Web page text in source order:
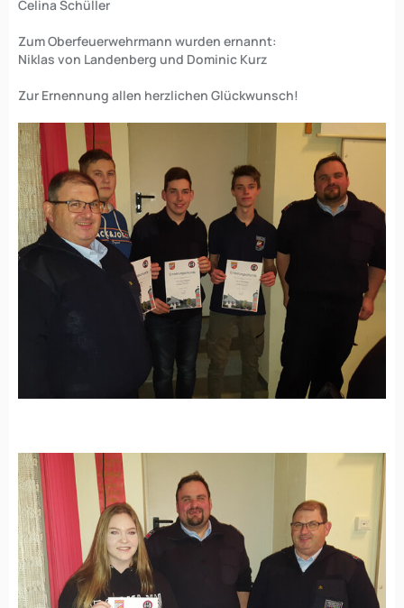
Celina Schüller
Zum Oberfeuerwehrmann wurden ernannt:
Niklas von Landenberg und Dominic Kurz
Zur Ernennung allen herzlichen Glückwunsch!